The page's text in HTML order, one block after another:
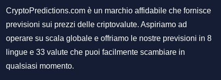
CryptoPredictions.com è un marchio affidabile che fornisce
previsioni sui prezzi delle criptovalute. Aspiriamo ad
operare su scala globale e offriamo le nostre previsioni in 8
lingue e 33 valute che puoi facilmente scambiare in
qualsiasi momento.